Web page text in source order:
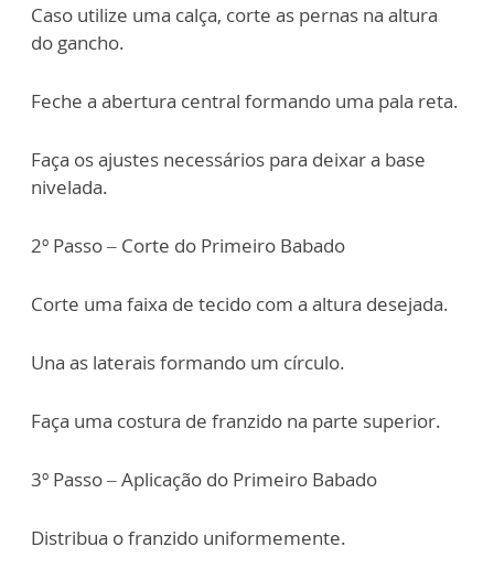
Caso utilize uma calça, corte as pernas na altura
do gancho.
Feche a abertura central formando uma pala reta.
Faça os ajustes necessários para deixar a base
nivelada.
2º Passo – Corte do Primeiro Babado
Corte uma faixa de tecido com a altura desejada.
Una as laterais formando um círculo.
Faça uma costura de franzido na parte superior.
3º Passo – Aplicação do Primeiro Babado
Distribua o franzido uniformemente.